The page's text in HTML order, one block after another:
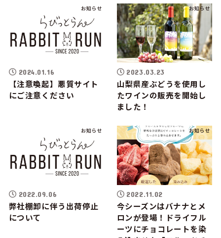
お知らせ
2024.01.16
【注意喚起】悪質サイト
にご注意ください
お知らせ
2023.03.23
山梨県産ぶどうを使用し
たワインの販売を開始し
ました！
お知らせ
2022.09.06
弊社棚卸に伴う出荷停止
について
お知らせ
2022.11.02
今シーズンはバナナとメ
ロンが登場！ドライフル
ーツにチョコレートを染